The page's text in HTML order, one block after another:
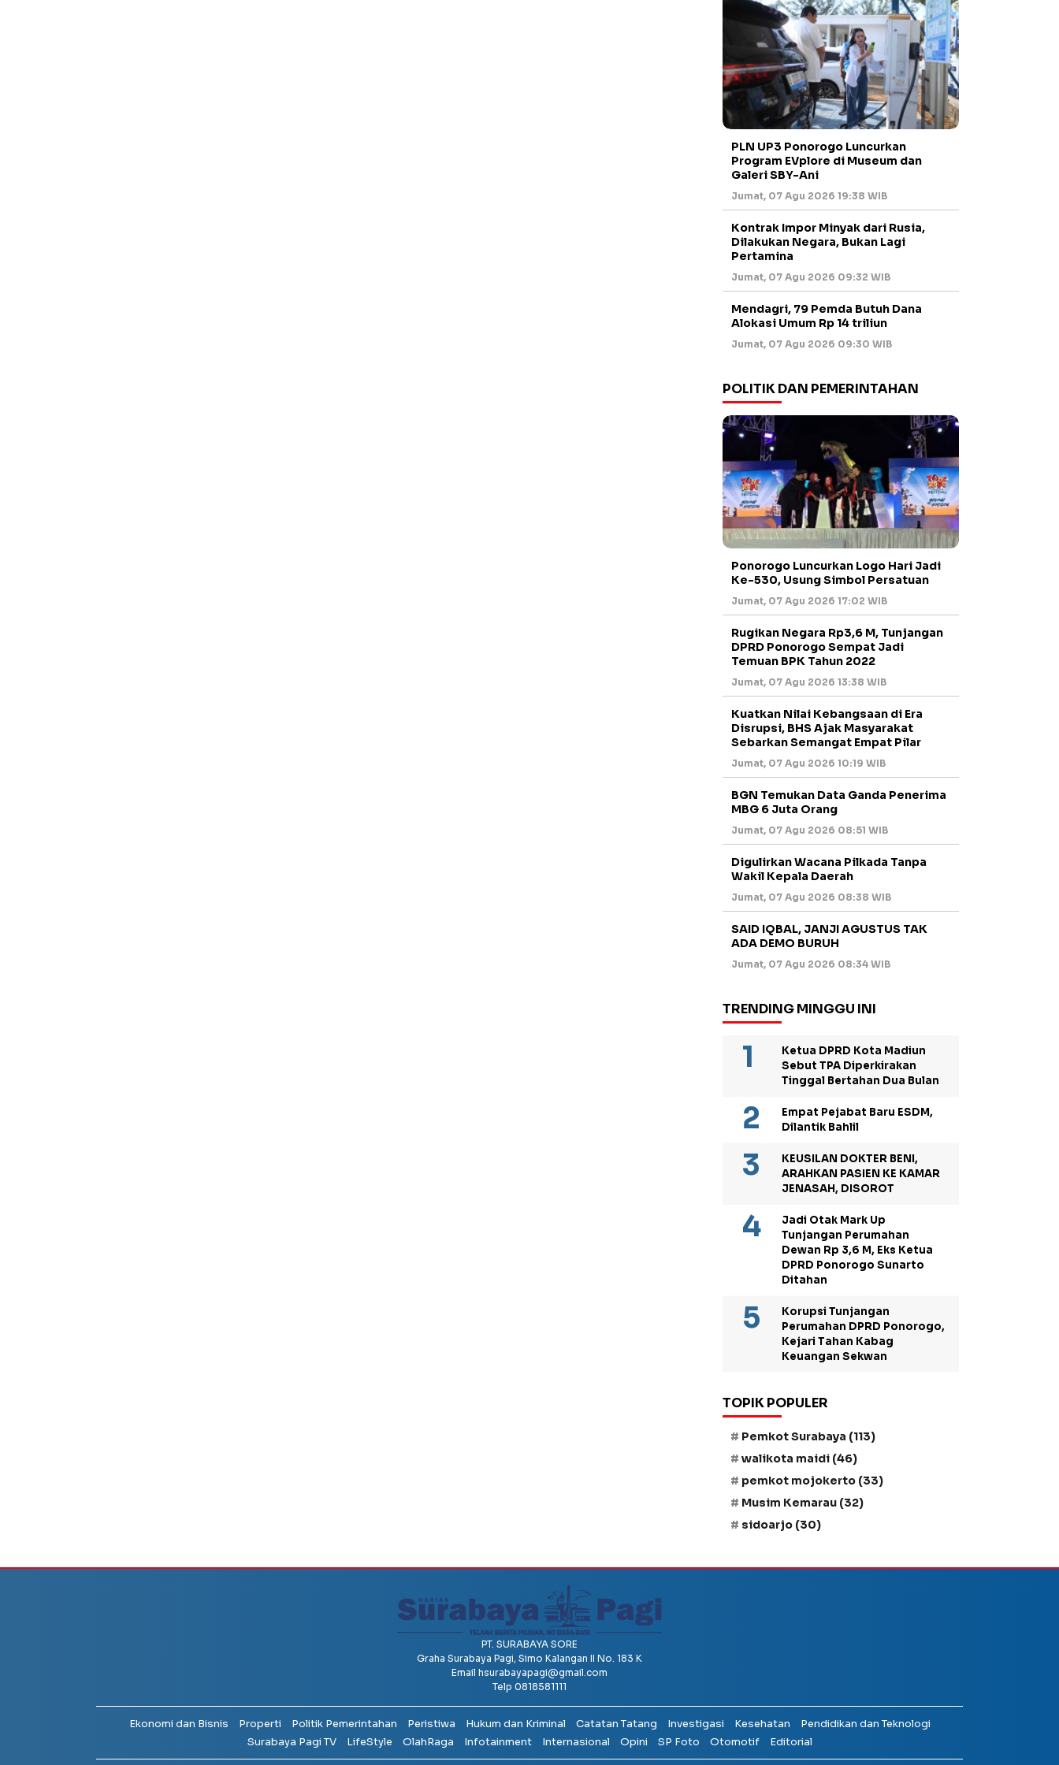
PLN UP3 Ponorogo Luncurkan
Program EVplore di Museum dan
Galeri SBY-Ani
Jumat, 07 Agu 2026 19:38 WIB
Kontrak Impor Minyak dari Rusia,
Dilakukan Negara, Bukan Lagi
Pertamina
Jumat, 07 Agu 2026 09:32 WIB
Mendagri, 79 Pemda Butuh Dana
Alokasi Umum Rp 14 triliun
Jumat, 07 Agu 2026 09:30 WIB
POLITIK DAN PEMERINTAHAN
Ponorogo Luncurkan Logo Hari Jadi
Ke-530, Usung Simbol Persatuan
Jumat, 07 Agu 2026 17:02 WIB
Rugikan Negara Rp3,6 M, Tunjangan
DPRD Ponorogo Sempat Jadi
Temuan BPK Tahun 2022
Jumat, 07 Agu 2026 13:38 WIB
Kuatkan Nilai Kebangsaan di Era
Disrupsi, BHS Ajak Masyarakat
Sebarkan Semangat Empat Pilar
Jumat, 07 Agu 2026 10:19 WIB
BGN Temukan Data Ganda Penerima
MBG 6 Juta Orang
Jumat, 07 Agu 2026 08:51 WIB
Digulirkan Wacana Pilkada Tanpa
Wakil Kepala Daerah
Jumat, 07 Agu 2026 08:38 WIB
SAID IQBAL, JANJI AGUSTUS TAK
ADA DEMO BURUH
Jumat, 07 Agu 2026 08:34 WIB
TRENDING MINGGU INI
Ketua DPRD Kota Madiun
Sebut TPA Diperkirakan
Tinggal Bertahan Dua Bulan
Empat Pejabat Baru ESDM,
Dilantik Bahlil
KEUSILAN DOKTER BENI,
ARAHKAN PASIEN KE KAMAR
JENASAH, DISOROT
Jadi Otak Mark Up
Tunjangan Perumahan
Dewan Rp 3,6 M, Eks Ketua
DPRD Ponorogo Sunarto
Ditahan
Korupsi Tunjangan
Perumahan DPRD Ponorogo,
Kejari Tahan Kabag
Keuangan Sekwan
TOPIK POPULER
Pemkot Surabaya (113)
walikota maidi (46)
pemkot mojokerto (33)
Musim Kemarau (32)
sidoarjo (30)
PT. SURABAYA SORE
Graha Surabaya Pagi, Simo Kalangan II No. 183 K
Email hsurabayapagi@gmail.com
Telp 0818581111
Ekonomi dan Bisnis Properti Politik Pemerintahan Peristiwa Hukum dan Kriminal Catatan Tatang Investigasi Kesehatan
Pendidikan dan Teknologi
Surabaya Pagi TV
LifeStyle OlahRaga Infotainment Internasional Opini SP Foto Otomotif Editorial